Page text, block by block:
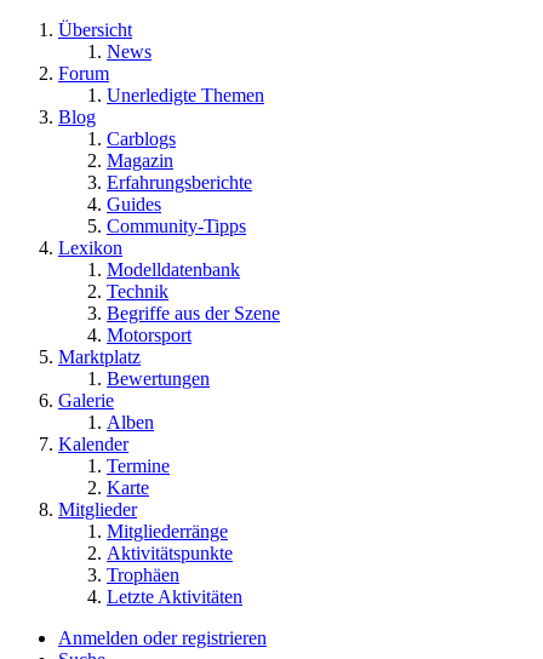
Übersicht
News
Forum
Unerledigte Themen
Blog
Carblogs
Magazin
Erfahrungsberichte
Guides
Community-Tipps
Lexikon
Modelldatenbank
Technik
Begriffe aus der Szene
Motorsport
Marktplatz
Bewertungen
Galerie
Alben
Kalender
Termine
Karte
Mitglieder
Mitgliederränge
Aktivitätspunkte
Trophäen
Letzte Aktivitäten
Anmelden oder registrieren